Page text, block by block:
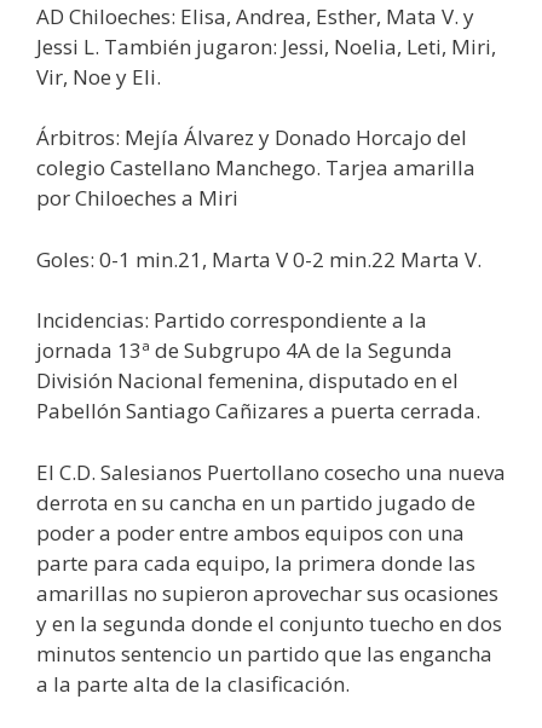
AD Chiloeches: Elisa, Andrea, Esther, Mata V. y
Jessi L. También jugaron: Jessi, Noelia, Leti, Miri,
Vir, Noe y Eli.
Árbitros: Mejía Álvarez y Donado Horcajo del
colegio Castellano Manchego. Tarjea amarilla
por Chiloeches a Miri
Goles: 0-1 min.21, Marta V 0-2 min.22 Marta V.
Incidencias: Partido correspondiente a la
jornada 13ª de Subgrupo 4A de la Segunda
División Nacional femenina, disputado en el
Pabellón Santiago Cañizares a puerta cerrada.
El C.D. Salesianos Puertollano cosecho una nueva
derrota en su cancha en un partido jugado de
poder a poder entre ambos equipos con una
parte para cada equipo, la primera donde las
amarillas no supieron aprovechar sus ocasiones
y en la segunda donde el conjunto tuecho en dos
minutos sentencio un partido que las engancha
a la parte alta de la clasificación.